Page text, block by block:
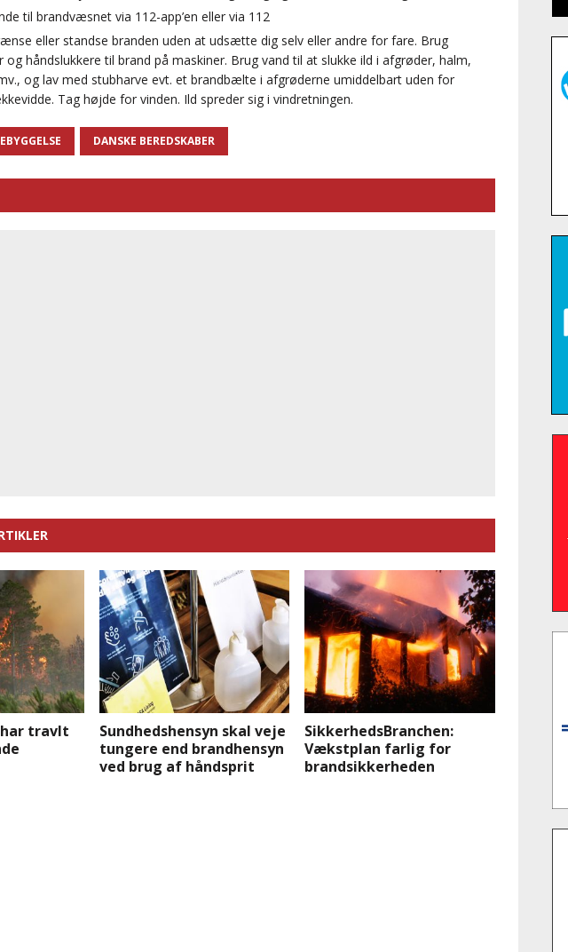
til brandvæsnet via 112-app’en eller via 112
eller standse branden uden at udsætte dig selv eller andre for fare. Brug
og håndslukkere til brand på maskiner. Brug vand til at slukke ild i afgrøder, halm,
og lav med stubharve evt. et brandbælte i afgrøderne umiddelbart uden for
Tag højde for vinden. Ild spreder sig i vindretningen.
DANSKE BEREDSKABER
travlt
Sundhedshensyn skal veje
tungere end brandhensyn
ved brug af håndsprit
SikkerhedsBranchen:
Vækstplan farlig for
brandsikkerheden